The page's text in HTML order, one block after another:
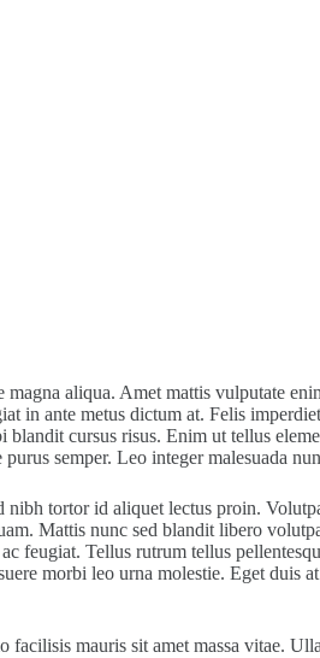
aliqua. Amet mattis vulputate
in ante metus dictum at. Felis
cursus risus. Enim ut tellus
semper. Leo integer malesuada
tortor id aliquet lectus proin.
Mattis nunc sed blandit libero
feugiat. Tellus rutrum tellus
morbi leo urna molestie. Eget duis
mauris sit amet massa vitae.